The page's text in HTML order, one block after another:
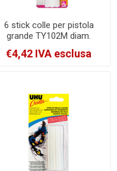
6 stick colle per pistola
grande TY102M diam.
12mm - lungh. 20cm Cwr
[T705A]
€4,42 IVA esclusa